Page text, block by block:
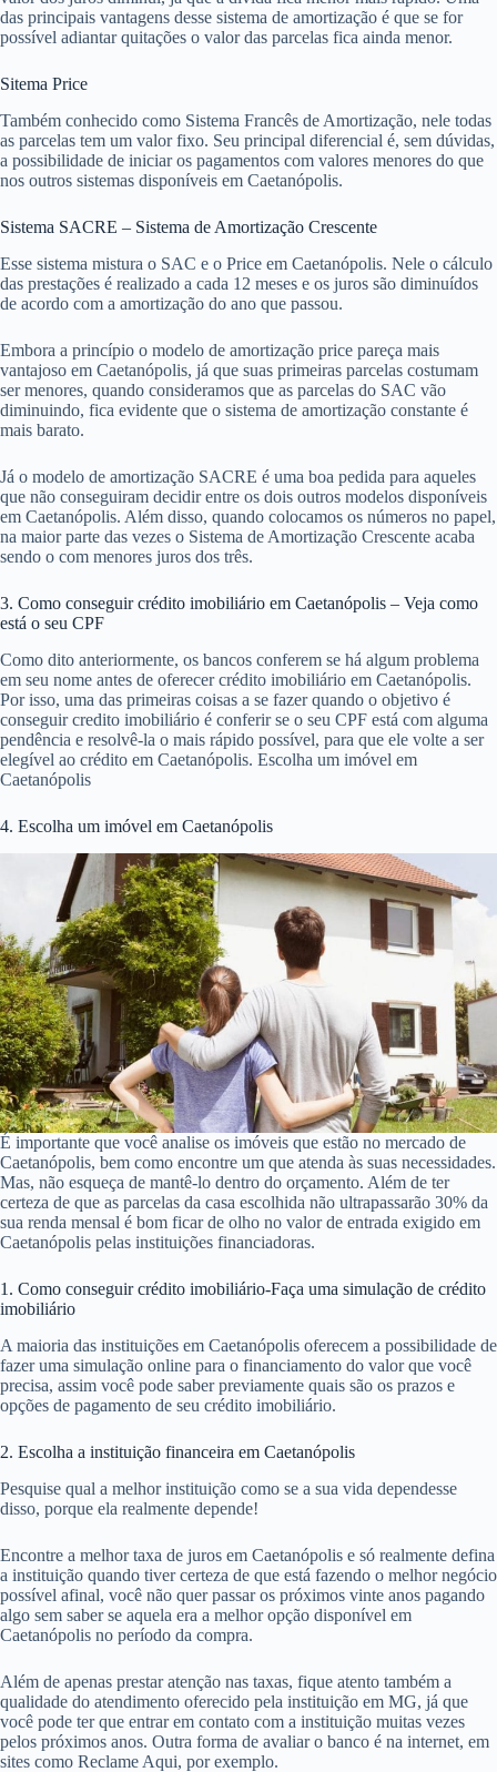
das principais vantagens desse sistema de amortização é que se for
possível adiantar quitações o valor das parcelas fica ainda menor.
Sitema Price
Também conhecido como Sistema Francês de Amortização, nele todas
as parcelas tem um valor fixo. Seu principal diferencial é, sem dúvidas,
a possibilidade de iniciar os pagamentos com valores menores do que
nos outros sistemas disponíveis em Caetanópolis.
Sistema SACRE – Sistema de Amortização Crescente
Esse sistema mistura o SAC e o Price em Caetanópolis. Nele o cálculo
das prestações é realizado a cada 12 meses e os juros são diminuídos
de acordo com a amortização do ano que passou.
Embora a princípio o modelo de amortização price pareça mais
vantajoso em Caetanópolis, já que suas primeiras parcelas costumam
ser menores, quando consideramos que as parcelas do SAC vão
diminuindo, fica evidente que o sistema de amortização constante é
mais barato.
Já o modelo de amortização SACRE é uma boa pedida para aqueles
que não conseguiram decidir entre os dois outros modelos disponíveis
em Caetanópolis. Além disso, quando colocamos os números no papel,
na maior parte das vezes o Sistema de Amortização Crescente acaba
sendo o com menores juros dos três.
3. Como conseguir crédito imobiliário em Caetanópolis – Veja como
está o seu CPF
Como dito anteriormente, os bancos conferem se há algum problema
em seu nome antes de oferecer crédito imobiliário em Caetanópolis.
Por isso, uma das primeiras coisas a se fazer quando o objetivo é
conseguir credito imobiliário é conferir se o seu CPF está com alguma
pendência e resolvê-la o mais rápido possível, para que ele volte a ser
elegível ao crédito em Caetanópolis. Escolha um imóvel em
Caetanópolis
4. Escolha um imóvel em Caetanópolis
É importante que você analise os imóveis que estão no mercado de
Caetanópolis, bem como encontre um que atenda às suas necessidades.
Mas, não esqueça de mantê-lo dentro do orçamento. Além de ter
certeza de que as parcelas da casa escolhida não ultrapassarão 30% da
sua renda mensal é bom ficar de olho no valor de entrada exigido em
Caetanópolis pelas instituições financiadoras.
1. Como conseguir crédito imobiliário-Faça uma simulação de crédito
imobiliário
A maioria das instituições em Caetanópolis oferecem a possibilidade de
fazer uma simulação online para o financiamento do valor que você
precisa, assim você pode saber previamente quais são os prazos e
opções de pagamento de seu crédito imobiliário.
2. Escolha a instituição financeira em Caetanópolis
Pesquise qual a melhor instituição como se a sua vida dependesse
disso, porque ela realmente depende!
Encontre a melhor taxa de juros em Caetanópolis e só realmente defina
a instituição quando tiver certeza de que está fazendo o melhor negócio
possível afinal, você não quer passar os próximos vinte anos pagando
algo sem saber se aquela era a melhor opção disponível em
Caetanópolis no período da compra.
Além de apenas prestar atenção nas taxas, fique atento também a
qualidade do atendimento oferecido pela instituição em MG, já que
você pode ter que entrar em contato com a instituição muitas vezes
pelos próximos anos. Outra forma de avaliar o banco é na internet, em
sites como Reclame Aqui, por exemplo.